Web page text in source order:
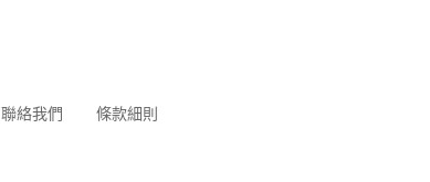
聯絡我們 條款細則